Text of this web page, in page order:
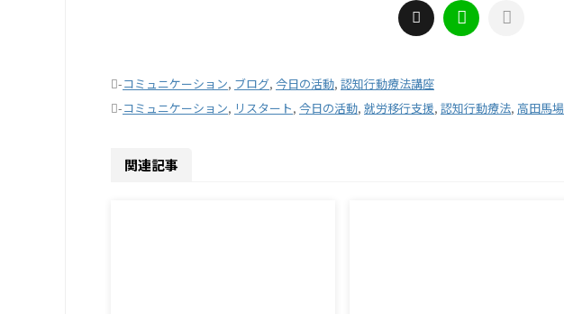
-コミュニケーション, ブログ, 今日の活動, 認知行動療法講座
-コミュニケーション, リスタート, 今日の活動, 就労移行支援, 認知行動療法, 高田馬場
関連記事